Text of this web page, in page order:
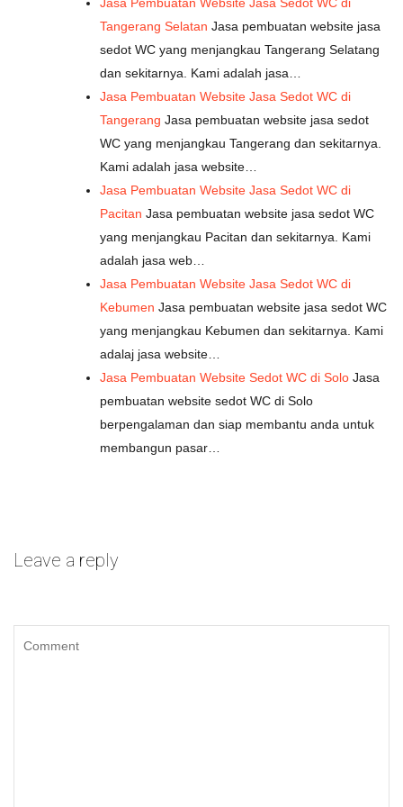
Tangerang Selatan Jasa pembuatan website jasa
sedot WC yang menjangkau Tangerang Selatang
dan sekitarnya. Kami adalah jasa…
Jasa Pembuatan Website Jasa Sedot WC di
Tangerang Jasa pembuatan website jasa sedot
WC yang menjangkau Tangerang dan sekitarnya.
Kami adalah jasa website…
Jasa Pembuatan Website Jasa Sedot WC di
Pacitan Jasa pembuatan website jasa sedot WC
yang menjangkau Pacitan dan sekitarnya. Kami
adalah jasa web…
Jasa Pembuatan Website Jasa Sedot WC di
Kebumen Jasa pembuatan website jasa sedot WC
yang menjangkau Kebumen dan sekitarnya. Kami
adalaj jasa website…
Jasa Pembuatan Website Sedot WC di Solo Jasa
pembuatan website sedot WC di Solo
berpengalaman dan siap membantu anda untuk
membangun pasar…
Leave a reply